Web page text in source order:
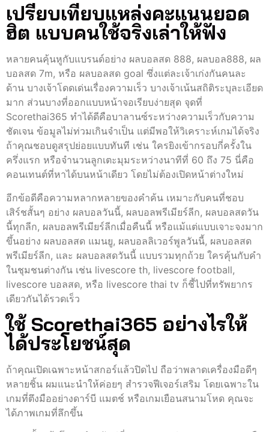
เปรียบเทียบแหล่งคะแนนยอด
ฮิต แบบคนใช้จริงเล่าให้ฟัง
หลายคนคุ้นหูกับแบรนด์อย่าง ผลบอลสด 888, ผลบอล888, ผล
บอลสด 7m, หรือ ผลบอลสด goal ซึ่งแต่ละเจ้าเก่งกันคนละ
ด้าน บางเจ้าโดดเด่นเรื่องความเร็ว บางเจ้าเน้นสถิติระบุละเอียด
มาก ส่วนบางที่ออกแบบหน้าจอเรียบง่ายสุด จุดที่
Scorethai365 ทำได้ดีคือบาลานซ์ระหว่างความเร็วกับความ
ชัดเจน ข้อมูลไม่ท่วมเกินจำเป็น แต่มีพอให้วิเคราะห์เกมได้จริง
ถ้าคุณชอบดูสรุปย่อยแบบทันที เช่น ใครยิงเข้ากรอบกี่ครั้งใน
ครึ่งแรก หรือจำนวนลูกเตะมุมระหว่างนาทีที่ 60 ถึง 75 นี่คือ
คอนเทนต์ที่หาได้บนหน้าเดียว โดยไม่ต้องเปิดหน้าต่างใหม่
อีกข้อดีคือความหลากหลายของคำค้น เหมาะกับคนที่ชอบ
เสิร์ชสั้นๆ อย่าง ผลบอลวันนี้, ผลบอลพรีเมียร์ลีก, ผลบอลสดวัน
นี้ทุกลีก, ผลบอลพรีเมียร์ลีกเมื่อคืนนี้ หรือแม้แต่แบบเจาะจงมาก
ขึ้นอย่าง ผลบอลสด แมนยู, ผลบอลลิเวอร์พูลวันนี้, ผลบอลสด
พรีเมียร์ลีก, และ ผลบอลสดวันนี้ แบบรวมทุกถ้วย ใครคุ้นกับคำ
ในชุมชนต่างกัน เช่น livescore th, livescore football,
livescore บอลสด, หรือ livescore thai tv ก็ชี้ไปที่ทรัพยากร
เดียวกันได้รวดเร็ว
ใช้ Scorethai365 อย่างไรให้
ได้ประโยชน์สุด
ถ้าคุณเปิดเฉพาะหน้าสกอร์แล้วปิดไป ถือว่าพลาดเครื่องมือดีๆ
หลายชิ้น ผมแนะนำให้ค่อยๆ สำรวจฟีเจอร์เสริม โดยเฉพาะใน
เกมที่ตึงมืออย่างดาร์บี แมตช์ หรือเกมเยือนสนามโหด คุณจะ
ได้ภาพเกมที่ลึกขึ้น